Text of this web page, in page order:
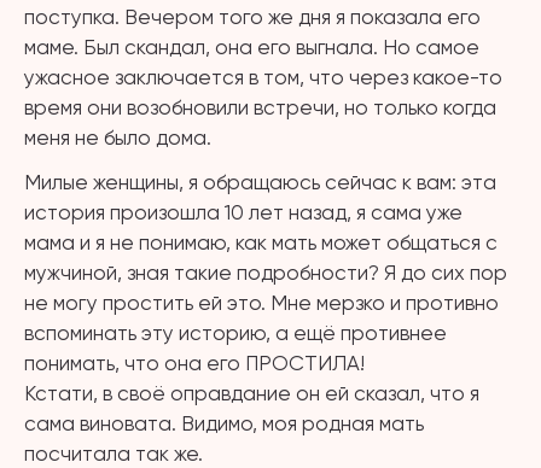
поступка. Вечером того же дня я показала его
маме. Был скандал, она его выгнала. Но самое
ужасное заключается в том, что через какое-то
время они возобновили встречи, но только когда
меня не было дома.
Милые женщины, я обращаюсь сейчас к вам: эта
история произошла 10 лет назад, я сама уже
мама и я не понимаю, как мать может общаться с
мужчиной, зная такие подробности? Я до сих пор
не могу простить ей это. Мне мерзко и противно
вспоминать эту историю, а ещё противнее
понимать, что она его ПРОСТИЛА!
Кстати, в своё оправдание он ей сказал, что я
сама виновата. Видимо, моя родная мать
посчитала так же.